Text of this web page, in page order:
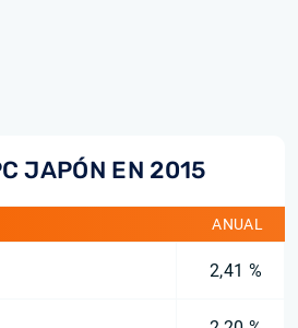
JAPÓN EN 2015
ANUAL
2,41 %